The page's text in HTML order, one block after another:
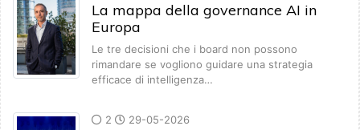
La mappa della governance AI in
Europa
Le tre decisioni che i board non possono
rimandare se vogliono guidare una strategia
efficace di intelligenza…
2 29-05-2026